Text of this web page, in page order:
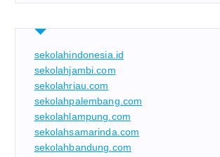
sekolahindonesia.id
sekolahjambi.com
sekolahriau.com
sekolahpalembang.com
sekolahlampung.com
sekolahsamarinda.com
sekolahbandung.com